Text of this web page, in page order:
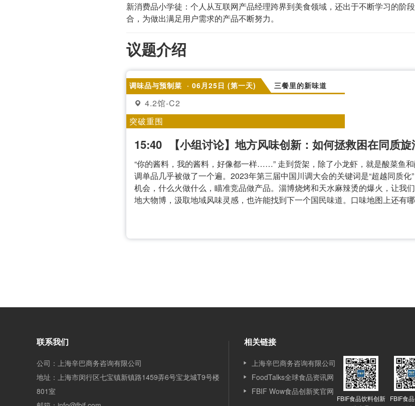
新消费品小学徒：个人从互联网产品经理跨界到美食领域，还出于不断学习的阶
合，为做出满足用户需求的产品不断努力。
议题介绍
调味品与预制菜 · 06月25日 (第一天) 三餐里的新味道
4.2馆-C2
突破重围
15:40 【小组讨论】地方风味创新：如何拯救困在同质
“你的酱料，我的酱料，好像都一样……” 走到货架，除了小龙虾，就是酸菜
调单品几乎被做了一个遍。2023年第三届中国川调大会的关键词是“超越同质
机会，什么火做什么，瞄准竞品做产品。淄博烧烤和天水麻辣烫的爆火，让我
地大物博，汲取地域风味灵感，也许能找到下一个国民味道。口味地图上还有
联系我们
公司：上海辛巴商务咨询有限公司
地址：上海市闵行区七宝镇新镇路1459弄6号宝龙城T9号楼
801室
相关链接
上海辛巴商务咨询有限公司
FoodTalks全球食品资讯网
FBIF Wow食品创新奖官网
FBIF食品饮料创新 FBIF食